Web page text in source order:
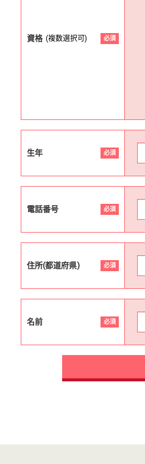
資格 (複数選択可) 必須
生年 必須
電話番号 必須
住所(都道府県) 必須
名前 必須